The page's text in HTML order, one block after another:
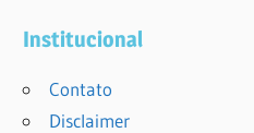
Institucional
Contato
Disclaimer